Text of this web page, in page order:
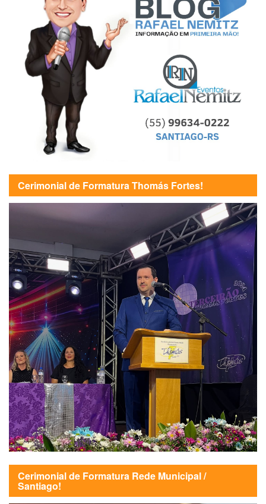
Cerimonial de Formatura Thomás Fortes!
Cerimonial de Formatura Rede Municipal /
Santiago!